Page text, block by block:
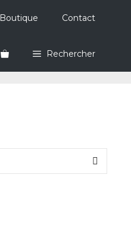
Boutique Contact
Rechercher